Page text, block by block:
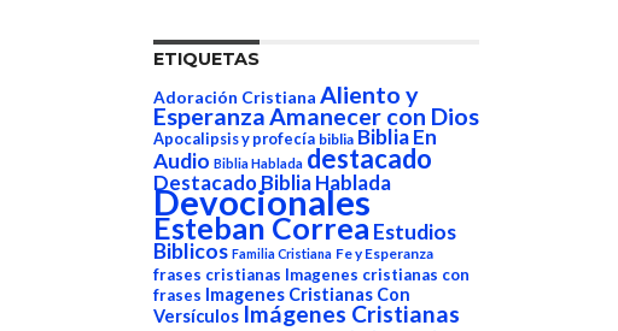
ETIQUETAS
Adoración Cristiana Aliento y
EsperanzaAmanecer con Dios
Apocalipsis y profecía biblia Biblia En
Audio Biblia Hablada destacado
Destacado Biblia Hablada
Devocionales
Esteban Correa Estudios
Biblicos Familia Cristiana Fe y Esperanza
frases cristianas Imagenes cristianas con
frases Imagenes Cristianas Con
Versículos Imágenes Cristianas